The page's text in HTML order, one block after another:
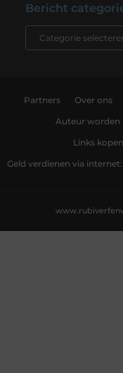
Bericht
Partners Over ons
Auteur worden
Links
Geld verdienen via